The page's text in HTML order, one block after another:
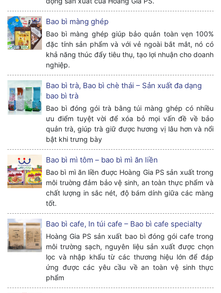
Bao bì màng ghép
Bao bì màng ghép giúp bảo quản toàn vẹn 100%
đặc tính sản phẩm và với vẻ ngoài bắt mắt, nó có
khả năng thúc đẩy tiêu thụ, tạo lợi nhuận cho doanh
nghiệp.
Bao bì trà, Bao bì chè thái – Sản xuất đa dạng
bao bì trà
Bao bì đóng gói trà bằng túi màng ghép có nhiều
ưu điểm tuyệt vời để xóa bỏ mọi vấn đề về bảo
quản trà, giúp trà giữ được hương vị lâu hơn và nổi
bật khi trưng bày
Bao bì mì tôm – bao bì mì ăn liền
Bao bì mì ăn liền đuợc Hoàng Gia PS sản xuất trong
môi truờng đảm bảo vệ sinh, an toàn thực phẩm và
chất lượng in sắc nét, độ bám dính giữa các màng
tốt.
Bao bì cafe, In túi cafe – Bao bì cafe specialty
Hoàng Gia PS sản xuất bao bì đóng gói cafe trong
môi trường sạch, nguyên liệu sản xuất được chọn
lọc và nhập khẩu từ các thương hiệu lớn để đáp
ứng được các yêu cầu về an toàn vệ sinh thực
phẩm